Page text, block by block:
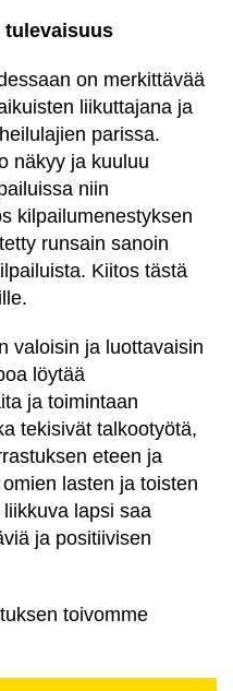
on merkittävää
liikuttajana ja
parissa.
näkyy ja kuuluu
niin
kilpailumenestyksen
runsain sanoin
Kiitos tästä
valoisin ja luottavaisin
löytää
ja toimintaan
tekisivät talkootyötä,
eteen ja
lasten ja toisten
lapsi saa
ja positiivisen
toivomme